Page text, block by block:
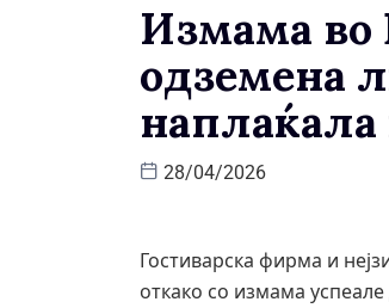
Измама во
одземена
наплаќала
28/04/2026
Гостиварска фирма и
откако со измама